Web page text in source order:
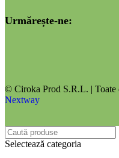
Urmărește-ne:
© Ciroka Prod S.R.L. | Toate
Nextway
Selectează categoria